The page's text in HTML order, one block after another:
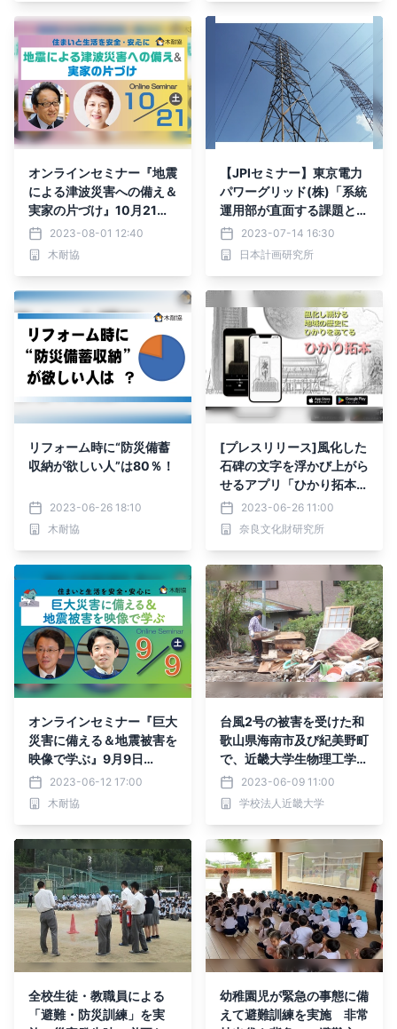
オンラインセミナー『地震
による津波災害への備え＆
実家の片づけ』10月21日
（土）に開催
2023-08-01 12:40
木耐協
【JPIセミナー】東京電力
パワーグリッド(株)「系統
運用部が直面する課題とそ
の対応」9月4日(月)開催
2023-07-14 16:30
日本計画研究所
リフォーム時に“防災備蓄
収納が欲しい人”は80％！
2023-06-26 18:10
木耐協
[プレスリリース]風化した
石碑の文字を浮かび上がら
せるアプリ「ひかり拓本」
を奈良文化財研究所がリリ
ース
2023-06-26 11:00
奈良文化財研究所
オンラインセミナー『巨大
災害に備える＆地震被害を
映像で学ぶ』9月9日
（土）に開催
2023-06-12 17:00
木耐協
台風2号の被害を受けた和
歌山県海南市及び紀美野町
で、近畿大学生物理工学生
と教職員がボランティア活
動に参加
2023-06-09 11:00
学校法人近畿大学
全校生徒・教職員による
「避難・防災訓練」を実
幼稚園児が緊急の事態に備
えて避難訓練を実施 非常